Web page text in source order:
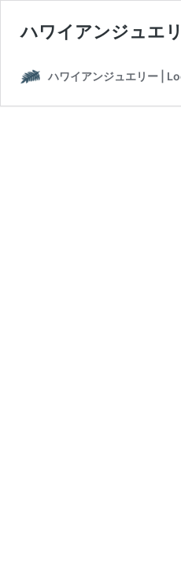
ハワイアンジュエ
ハワイアンジュエリー |